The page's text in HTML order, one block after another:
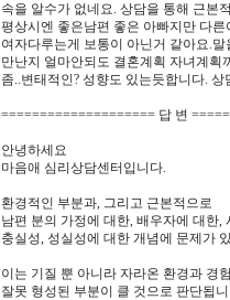
속을 알수가 없네요. 상담을 통해 근본
평상시엔 좋은남편 좋은 아빠지만 다
여자다루는게 보통이 아닌거 같아요.
만난지 얼마안되도 결혼계획 자녀계
좀..변태적인? 성향도 있는듯합니다.
==================== 답 변
안녕하세요
마음애 심리상담센터입니다.
환경적인 부분과, 그리고 근본적으로
남편 분의 가정에 대한, 배우자에 대한,
충실성, 성실성에 대한 개념에 문제가
이는 기질 뿐 아니라 자라온 환경과 경
잘못 형성된 부분이 클 것으로 판단됩